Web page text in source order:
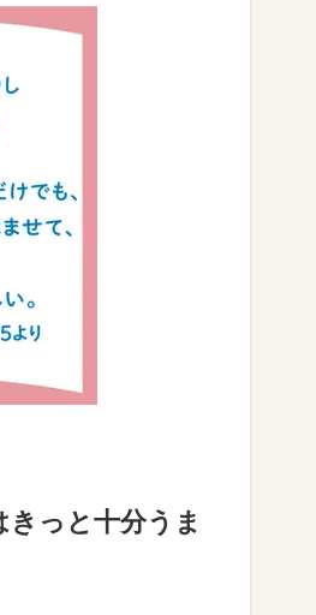
っと十分うま